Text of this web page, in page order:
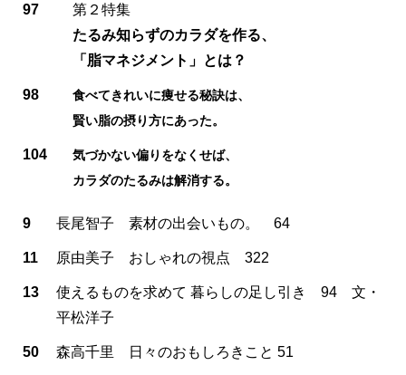
97
第２特集
たるみ知らずのカラダを作る、
「脂マネジメント」とは？
98
食べてきれいに痩せる秘訣は、
賢い脂の摂り方にあった。
104
気づかない偏りをなくせば、
カラダのたるみは解消する。
9 長尾智子 素材の出会いもの。 64
11 原由美子 おしゃれの視点 322
13
使えるものを求めて 暮らしの足し引き 94 文・
平松洋子
50 森高千里 日々のおもしろきこと 51